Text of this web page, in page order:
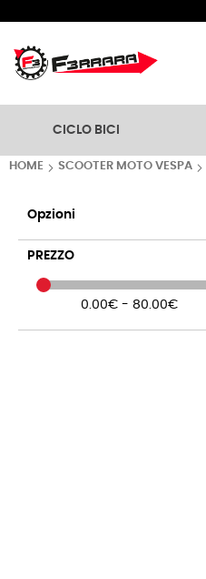
CICLO BICI
HOME SCOOTER MOTO VESPA
Opzioni
PREZZO
0.00€ - 80.00€